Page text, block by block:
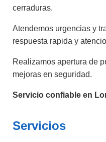
cerraduras.
Atendemos urgencias y
respuesta rapida y
Realizamos apertura de
mejoras en seguridad.
Servicio confiable en
Servicios